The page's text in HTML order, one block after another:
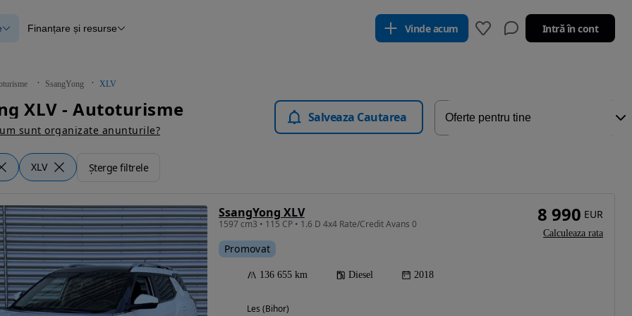
verificate
Blog Autovit.ro
Finanțare și resurse Vinde acum Intră în cont
SsangYong XLV
XLV - Autoturisme
sunt organizate anunturile?
Salveaza Cautarea
XLV Șterge filtrele
SsangYong XLV
1597 cm3 • 115 CP • 1.6 D 4x4 Rate/Credit Avans 0
Promovat
136 655 km Diesel 2018
Les (Bihor)
8 990 EUR
Calculeaza rata